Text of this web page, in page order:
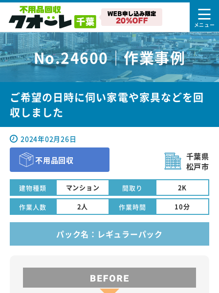
No.24600｜作業事例
ご希望の日時に伺い家電や家具などを回
収しました
2024年02月26日
不用品回収
千葉県
松戸市
建物種類 マンション 間取り 2K
作業人数 2人 作業時間 10分
パック名：レギュラーパック